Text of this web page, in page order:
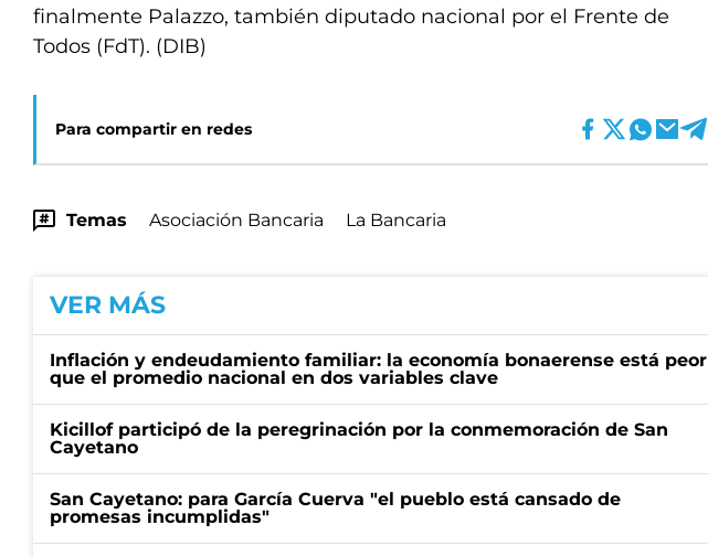
finalmente Palazzo, también diputado nacional por el Frente de
Todos (FdT). (DIB)
Para compartir en redes
Temas Asociación Bancaria La Bancaria
VER MÁS
Inflación y endeudamiento familiar: la economía bonaerense está peor
que el promedio nacional en dos variables clave
Kicillof participó de la peregrinación por la conmemoración de San
Cayetano
San Cayetano: para García Cuerva "el pueblo está cansado de
promesas incumplidas"